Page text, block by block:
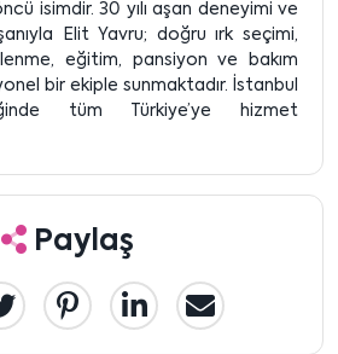
isimdir. 30 yılı aşan deneyimi ve
Elit Yavru; doğru ırk seçimi,
eğitim, pansiyon ve bakım
bir ekiple sunmaktadır. İstanbul
tüm Türkiye’ye hizmet
Paylaş